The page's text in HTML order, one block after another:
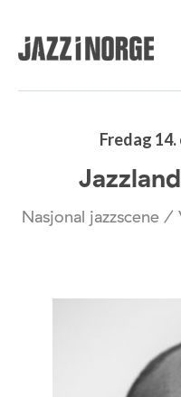
Fredag
Nasjonal jazzscene /